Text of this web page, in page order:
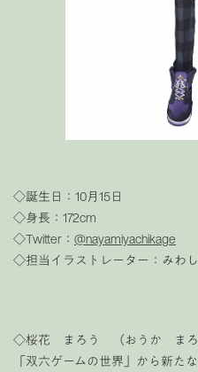
◇誕生日：10月15日
◇身長：172cm
◇Twitter： @nayamiyachikage
◇担当イラストレーター：みわ
◇桜花 まろう （おうか まろ
「双六ゲームの世界」から新た